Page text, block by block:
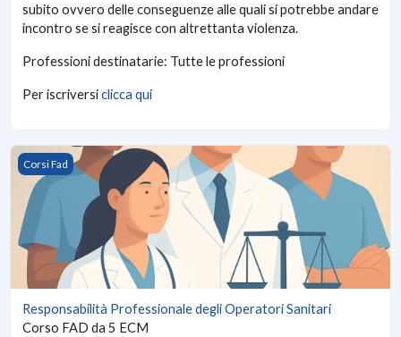
subito ovvero delle conseguenze alle quali si potrebbe andare
incontro se si reagisce con altrettanta violenza.
Professioni destinatarie: Tutte le professioni
Per iscriversiclicca qui
Responsabilità Professionale degli Operatori Sanitari
Corsi Fad
Responsabilità Professionale degli Operatori Sanitari
Corso FAD da 5 ECM